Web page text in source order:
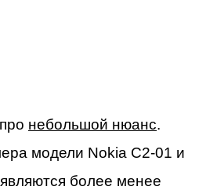
небольшой нюанс.
модели Nokia C2-01 и
более менее